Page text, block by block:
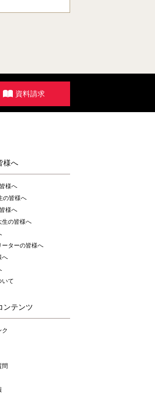
資料請求
様へ
様へ
の皆様へ
様へ
生の皆様へ
ターの皆様へ
へ
いて
ンテンツ
問